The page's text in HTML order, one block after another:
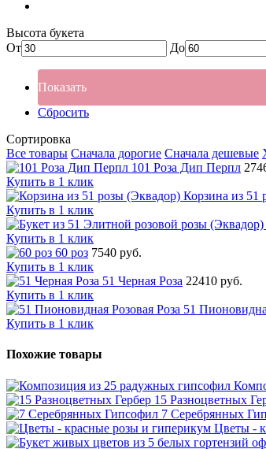
Высота букета
От
До
Показать
Сбросить
Сортировка
Все товары Сначала дорогие Сначала дешевые
101 Роза Дип Перпл
Купить в 1 клик
Корзина из 51
Купить в 1 клик
Купить в 1 клик
60 роз 7540 руб.
Купить в 1 клик
51 Черная Роза 22410 руб.
Купить в 1 клик
51
Купить в 1 клик
Похожие товары
15 Разноцветных
7 Серебрянных
Цветы -